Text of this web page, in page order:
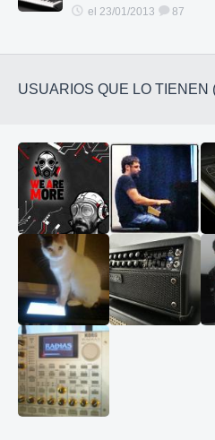
el 23/01/2013 87
USUARIOS QUE LO TIENEN